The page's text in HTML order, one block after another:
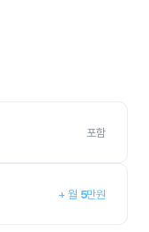
포함
+ 월 5만원